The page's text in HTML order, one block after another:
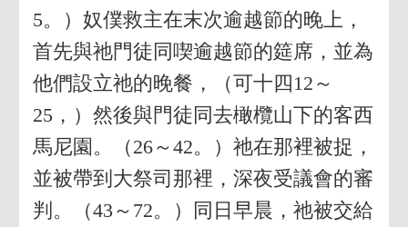
5。）奴僕救主在末次逾越節的晚上，
首先與祂門徒同喫逾越節的筵席，並為
他們設立祂的晚餐，（可十四12～
25，）然後與門徒同去橄欖山下的客西
馬尼園。（26～42。）祂在那裡被捉，
並被帶到大祭司那裡，深夜受議會的審
判。（43～72。）同日早晨，祂被交給